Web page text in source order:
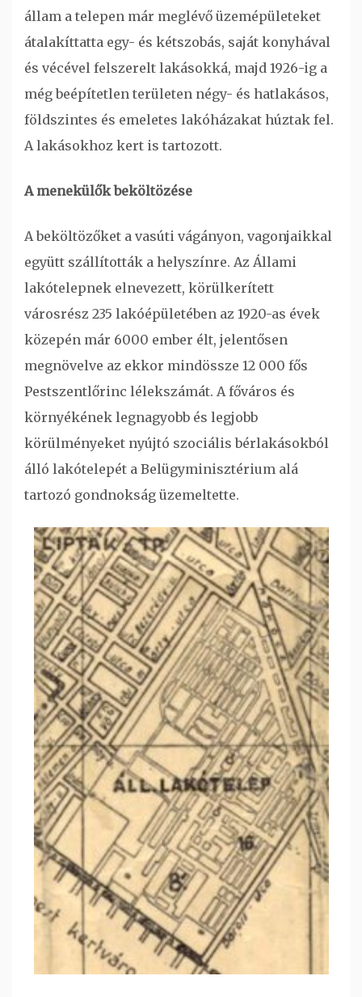
állam a telepen már meglévő üzemépületeket
átalakíttatta egy- és kétszobás, saját konyhával
és vécével felszerelt lakásokká, majd 1926-ig a
még beépítetlen területen négy- és hatlakásos,
földszintes és emeletes lakóházakat húztak fel.
A lakásokhoz kert is tartozott.
A menekülők beköltözése
A beköltözőket a vasúti vágányon, vagonjaikkal
együtt szállították a helyszínre. Az Állami
lakótelepnek elnevezett, körülkerített
városrész 235 lakóépületében az 1920-as évek
közepén már 6000 ember élt, jelentősen
megnövelve az ekkor mindössze 12 000 fős
Pestszentlőrinc lélekszámát. A főváros és
környékének legnagyobb és legjobb
körülményeket nyújtó szociális bérlakásokból
álló lakótelepét a Belügyminisztérium alá
tartozó gondnokság üzemeltette.